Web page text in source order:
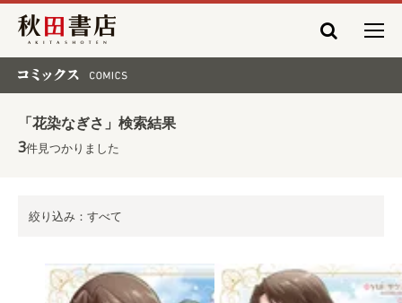
秋田書店
「花染なぎさ」検索結果
3件見つかりました
絞り込み：すべて